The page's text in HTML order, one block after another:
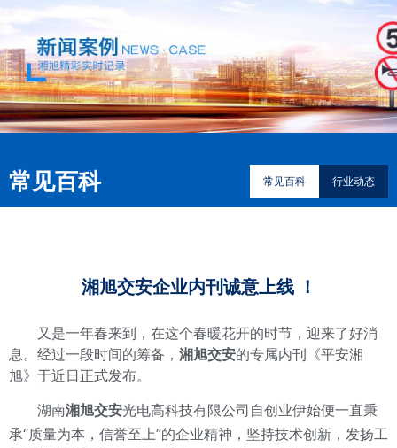
常见百科 常见百科 行业动态
湘旭交安企业内刊诚意上线 ！
又是一年春来到，在这个春暖花开的时节，迎来了好消
息。经过一段时间的筹备， 湘旭交安的专属内刊《平安湘
旭》于近日正式发布。
湖南湘旭交安光电高科技有限公司自创业伊始便一直秉
承“质量为本，信誉至上”的企业精神，坚持技术创新，发扬工